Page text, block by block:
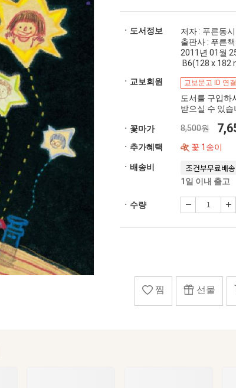
ㆍ도서정보
저자 : 푸른동
출판사 : 푸른
2011년 01월
B6(128 x
ㆍ교보회원
교보문고 ID 연결
도서를 구입하
받으실 수 있습
ㆍ꽃마가 8,500원
ㆍ추가혜택 꽃 1송이
ㆍ배송비 조건부무료배송
1일 이내 출고
ㆍ수량
찜 선물